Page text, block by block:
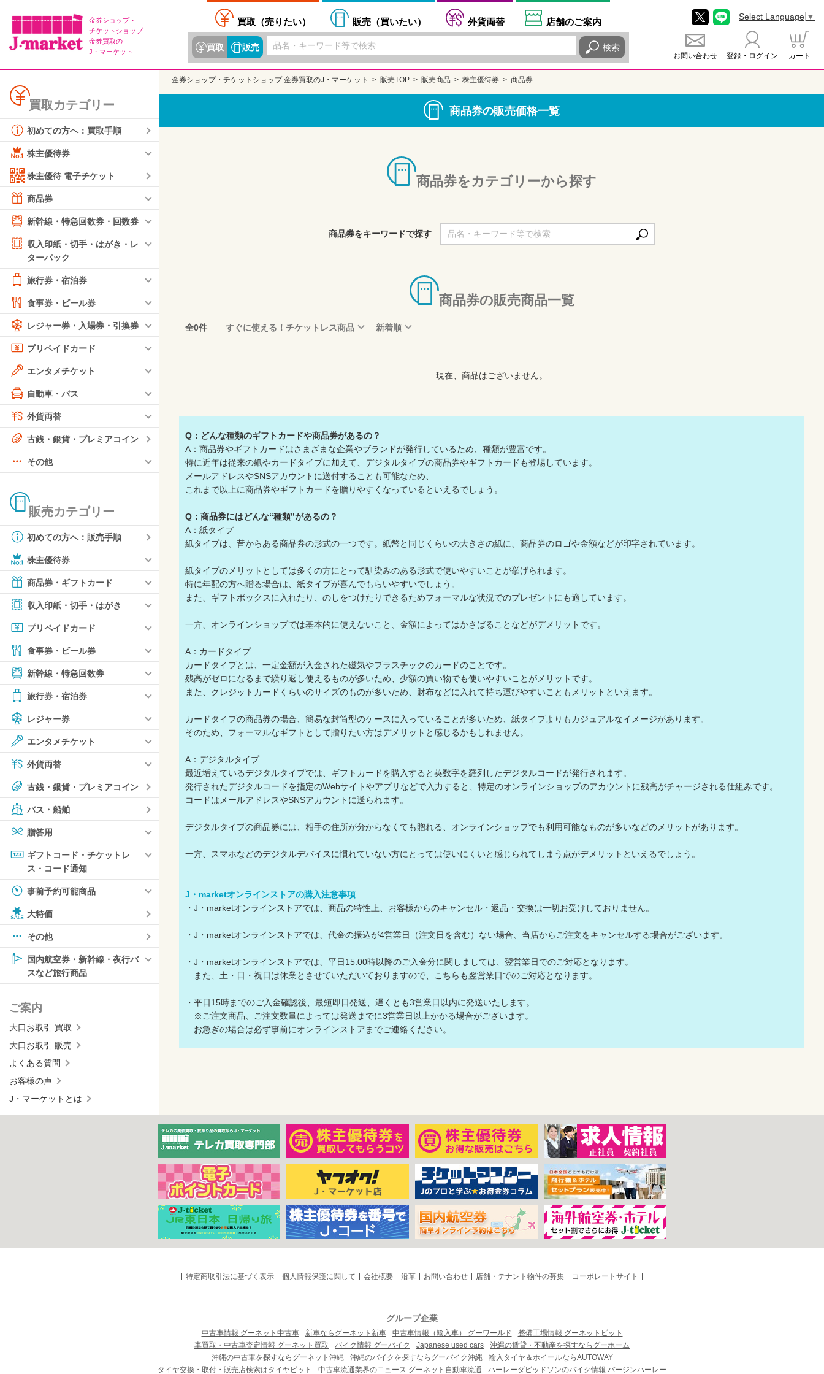
金券ショップ・
チケットショップ
金券買取の
J・マーケット
買取（売りたい） 販売（買いたい） 外貨両替 店舗のご案内
買取 販売 検索
お問い合わせ 登録・ログイン カート
Select Language ▼
買取カテゴリー
初めての方へ：買取手順
株主優待券
株主優待 電子チケット
商品券
新幹線・特急回数券・回数券
収入印紙・切手・はがき・レ
ターパック
旅行券・宿泊券
食事券・ビール券
レジャー券・入場券・引換券
プリペイドカード
エンタメチケット
自動車・バス
外貨両替
古銭・銀貨・プレミアコイン
その他
販売カテゴリー
初めての方へ：販売手順
株主優待券
商品券・ギフトカード
収入印紙・切手・はがき
プリペイドカード
食事券・ビール券
新幹線・特急回数券
旅行券・宿泊券
レジャー券
エンタメチケット
外貨両替
古銭・銀貨・プレミアコイン
バス・船舶
贈答用
ギフトコード・チケットレ
ス・コード通知
事前予約可能商品
大特価
その他
国内航空券・新幹線・夜行バ
スなど旅行商品
ご案内
大口お取引 買取
大口お取引 販売
よくある質問
お客様の声
J・マーケットとは
金券ショップ・チケットショップ 金券買取のJ・マーケット 販売TOP 販売商品 株主優待券 商品券
商品券の販売価格一覧
商品券をカテゴリーから探す
商品券をキーワードで探す
商品券の販売商品一覧
全0件 すぐに使える！チケットレス商品 新着順
現在、商品はございません。
Q：どんな種類のギフトカードや商品券があるの？
A：商品券やギフトカードはさまざまな企業やブランドが発行しているため、種類が豊富です。
特に近年は従来の紙やカードタイプに加えて、デジタルタイプの商品券やギフトカードも登場しています。
メールアドレスやSNSアカウントに送付することも可能なため、
これまで以上に商品券やギフトカードを贈りやすくなっているといえるでしょう。
Q：商品券にはどんな“種類”があるの？
A：紙タイプ
紙タイプは、昔からある商品券の形式の一つです。紙幣と同じくらいの大きさの紙に、商品券のロゴや金額などが印字されています。
紙タイプのメリットとしては多くの方にとって馴染みのある形式で使いやすいことが挙げられます。
特に年配の方へ贈る場合は、紙タイプが喜んでもらいやすいでしょう。
また、ギフトボックスに入れたり、のしをつけたりできるためフォーマルな状況でのプレゼントにも適しています。
一方、オンラインショップでは基本的に使えないこと、金額によってはかさばることなどがデメリットです。
A：カードタイプ
カードタイプとは、一定金額が入金された磁気やプラスチックのカードのことです。
残高がゼロになるまで繰り返し使えるものが多いため、少額の買い物でも使いやすいことがメリットです。
また、クレジットカードくらいのサイズのものが多いため、財布などに入れて持ち運びやすいこともメリットといえます。
カードタイプの商品券の場合、簡易な封筒型のケースに入っていることが多いため、紙タイプよりもカジュアルなイメージがあります。
そのため、フォーマルなギフトとして贈りたい方はデメリットと感じるかもしれません。
A：デジタルタイプ
最近増えているデジタルタイプでは、ギフトカードを購入すると英数字を羅列したデジタルコードが発行されます。
発行されたデジタルコードを指定のWebサイトやアプリなどで入力すると、特定のオンラインショップのアカウントに残高がチャージされる仕組みです。
コードはメールアドレスやSNSアカウントに送られます。
デジタルタイプの商品券には、相手の住所が分からなくても贈れる、オンラインショップでも利用可能なものが多いなどのメリットがあります。
一方、スマホなどのデジタルデバイスに慣れていない方にとっては使いにくいと感じられてしまう点がデメリットといえるでしょう。
J・marketオンラインストアの購入注意事項
・J・marketオンラインストアでは、商品の特性上、お客様からのキャンセル・返品・交換は一切お受けしておりません。
・J・marketオンラインストアでは、代金の振込が4営業日（注文日を含む）ない場合、当店からご注文をキャンセルする場合がございます。
・J・marketオンラインストアでは、平日15:00時以降のご入金分に関しましては、翌営業日でのご対応となります。
また、土・日・祝日は休業とさせていただいておりますので、こちらも翌営業日でのご対応となります。
・平日15時までのご入金確認後、最短即日発送、遅くとも3営業日以内に発送いたします。
※ご注文商品、ご注文数量によっては発送までに3営業日以上かかる場合がございます。
お急ぎの場合は必ず事前にオンラインストアまでご連絡ください。
特定商取引法に基づく表示 個人情報保護に関して 会社概要 沿革 お問い合わせ 店舗・テナント物件の募集 コーポレートサイト
グループ企業
中古車情報 グーネット中古車 新車ならグーネット新車 中古車情報（輸入車） グーワールド
整備工場情報 グーネットピット
車買取・中古車査定情報 グーネット買取
バイク情報 グーバイク Japanese used cars
沖縄の賃貸・不動産を探すならグーホーム
沖縄の中古車を探すならグーネット沖縄
沖縄のバイクを探すならグーバイク沖縄
輸入タイヤ＆ホイールならAUTOWAY
タイヤ交換・取付・販売店検索はタイヤピット
中古車流通業界のニュース グーネット自動車流通 ハーレーダビッドソンのバイク情報 バージンハーレー